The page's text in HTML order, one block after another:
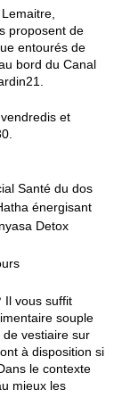
proposent de
entourés de
bord du Canal
et
Santé du dos
énergisant
Detox
Il vous suffit
souple
de vestiaire sur
à disposition si
le contexte
mieux les